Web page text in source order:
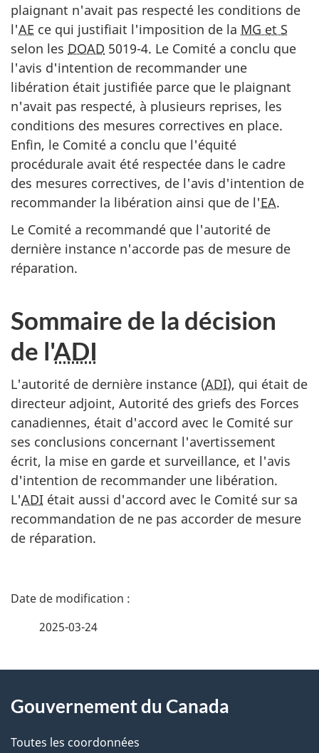
plaignant n'avait pas respecté les conditions de
l'AE ce qui justifiait l'imposition de la MG et S
selon les DOAD 5019-4. Le Comité a conclu que
l'avis d'intention de recommander une
libération était justifiée parce que le plaignant
n'avait pas respecté, à plusieurs reprises, les
conditions des mesures correctives en place.
Enfin, le Comité a conclu que l'équité
procédurale avait été respectée dans le cadre
des mesures correctives, de l'avis d'intention de
recommander la libération ainsi que de l'EA.
Le Comité a recommandé que l'autorité de
dernière instance n'accorde pas de mesure de
réparation.
Sommaire de la décision
de l'ADI
L'autorité de dernière instance (ADI), qui était de
directeur adjoint, Autorité des griefs des Forces
canadiennes, était d'accord avec le Comité sur
ses conclusions concernant l'avertissement
écrit, la mise en garde et surveillance, et l'avis
d'intention de recommander une libération.
L'ADI était aussi d'accord avec le Comité sur sa
recommandation de ne pas accorder de mesure
de réparation.
D
i
l
2025-03-24
propos
de
Gouvernement du Canada
Toutes les coordonnées